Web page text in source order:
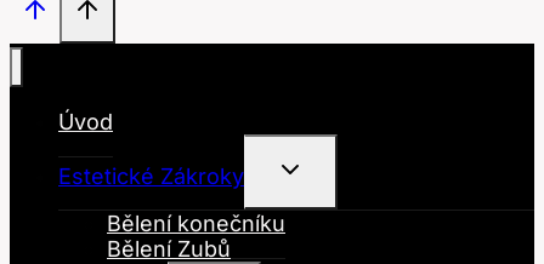
Úvod
Estetické Zákroky
Toggle
Menu
Bělení konečníku
Bělení Zubů